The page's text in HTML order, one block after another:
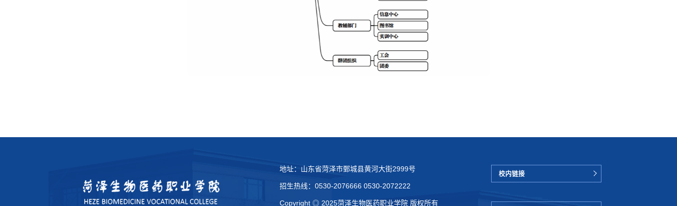
地址：山东省菏泽市鄄城县黄河大街2999号
招生热线：0530-2076666 0530-2072222
Copyright ◎ 2025菏泽生物医药职业学院 版权所有
校内链接
药学院
医药产业学院